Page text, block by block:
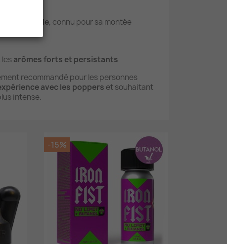
de propyle, connu pour sa montée
arômes forts et persistants
recommandé pour les personnes
avec les poppers et souhaitant
intense.
-15%